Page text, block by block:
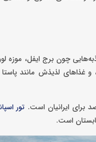
چون برج ایفل، موزه
و غذاهای لذیذش مانند
برای ایرانیان است. تور
است.